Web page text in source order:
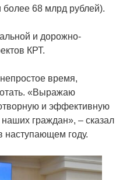
более 68 млрд рублей).
и дорожно-
КРТ.
время,
«Выражаю
и эффективную
граждан», – сказал
наступающем году.